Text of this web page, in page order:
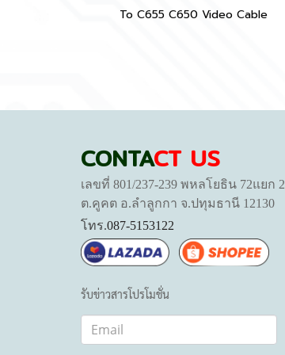
To C655 C650 Video Cable
CONTACT US
เลขที่ 801/237-239 พหลโยธิน 72แยก 2
ต.คูคต อ.ลำลูกกา จ.ปทุมธานี 12130
โทร.087-5153122
รับข่าวสารโปรโมชั่น